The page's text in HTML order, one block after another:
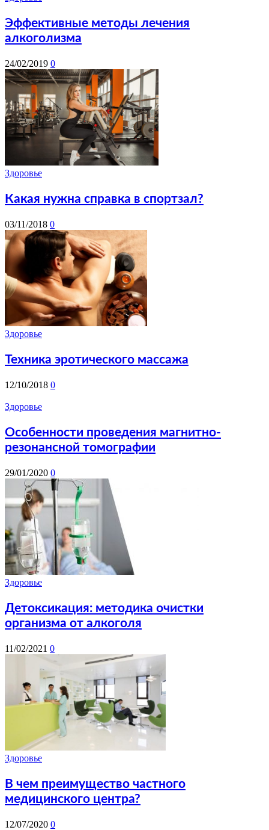
Эффективные методы лечения
алкоголизма
24/02/2019 0
Здоровье
Какая нужна справка в спортзал?
03/11/2018 0
Здоровье
Техника эротического массажа
12/10/2018 0
Здоровье
Особенности проведения магнитно-
резонансной томографии
29/01/2020 0
Здоровье
Детоксикация: методика очистки
организма от алкоголя
11/02/2021 0
Здоровье
В чем преимущество частного
медицинского центра?
12/07/2020 0